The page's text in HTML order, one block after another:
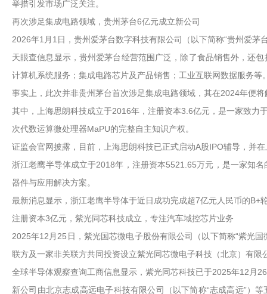
举措引发市场广泛关注。
再次涉足集成电路领域，贵州茅台6亿元成立新公司
2026年1月1日，贵州爱茅台数字科技有限公司（以下简称“贵州爱
天眼查信息显示，贵州爱茅台经营范围广泛，除了食品销售外，还
计算机系统服务；集成电路芯片及产品销售；工业互联网数据服务
事实上，此次并非贵州茅台首次涉足集成电路领域，其在2024年便
其中，上海思朗科技成立于2016年，注册资本3.6亿元，是一家致力
次代数运算微处理器MaPU的完整自主知识产权。
证监会官网披露，目前，上海思朗科技已正式启动A股IPO辅导，并
浙江老鹰半导体成立于2018年，注册资本5521.65万元，是一家知
器件与应用解决方案。
最新消息显示，浙江老鹰半导体于近日成功完成超7亿元人民币的
注册资本3亿元，紫光同芯科技成立，专注汽车域控芯片业务
2025年12月25日，紫光国芯微电子股份有限公司（以下简称“紫光
联方及一家非关联方共同投资设立紫光同芯微电子科技（北京）有
全球半导体观察查询工商信息显示，紫光同芯科技已于2025年12月
新公司由北京志成高远电子科技有限公司（以下简称“志成高远”）